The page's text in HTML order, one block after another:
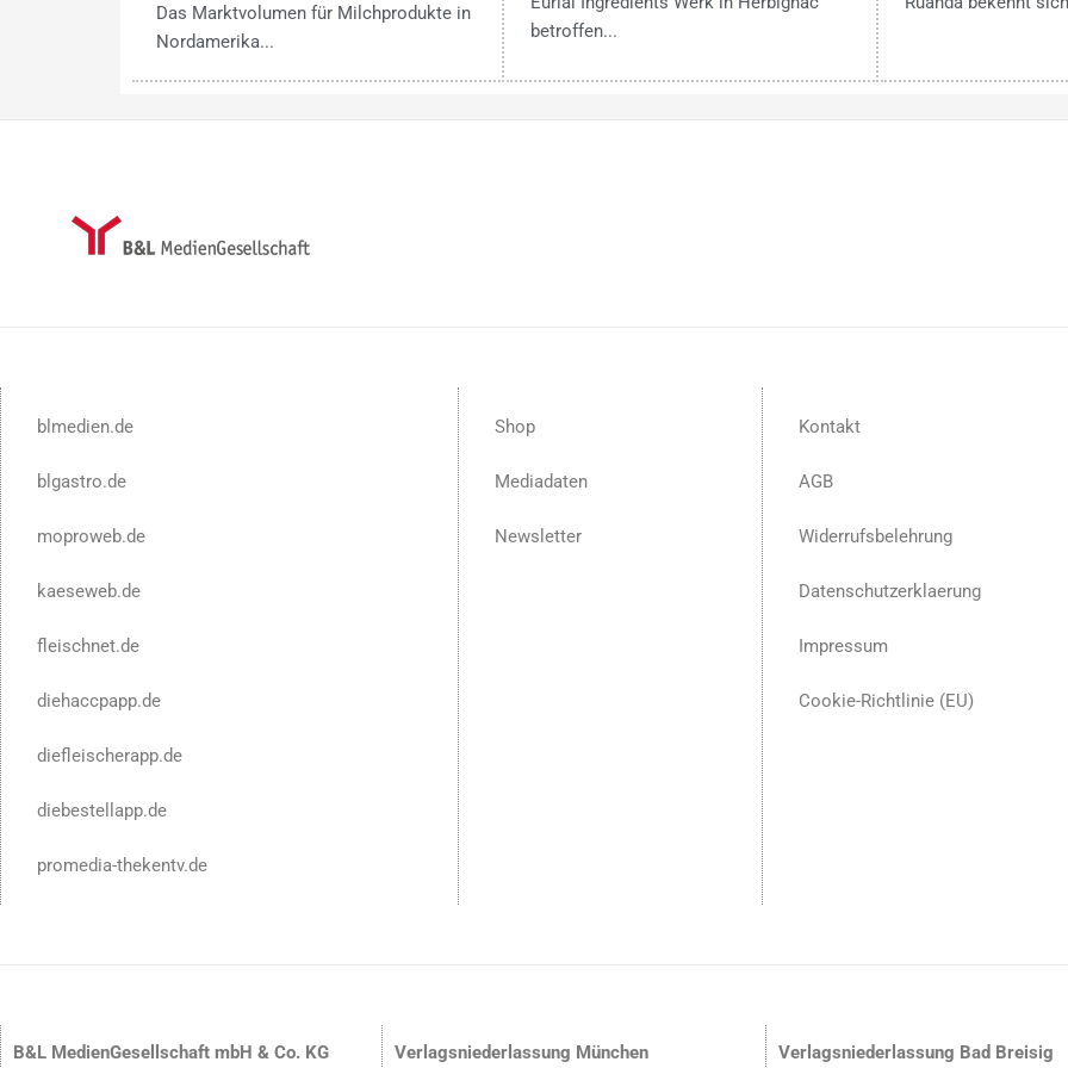
Das Marktvolumen für Milchprodukte in
Nordamerika...
betroffen...
blmedien.de
blgastro.de
moproweb.de
kaeseweb.de
fleischnet.de
diehaccpapp.de
diefleischerapp.de
diebestellapp.de
promedia-thekentv.de
Shop
Mediadaten
Newsletter
Kontakt
AGB
Widerrufsbelehrung
Datenschutzerklaerung
Impressum
Cookie-Richtlinie (EU)
B&L MedienGesellschaft mbH & Co. KG Verlagsniederlassung München Verlagsniederlassung Bad Breisig